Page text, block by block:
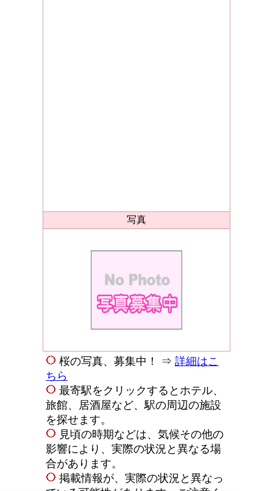
写真
桜の写真、募集中！ ⇒ 詳細はこ
ちら
最寄駅をクリックするとホテル、
旅館、居酒屋など、駅の周辺の施設
を探せます。
見頃の時期などは、気候その他の
影響により、実際の状況と異なる場
合があります。
掲載情報が、実際の状況と異なっ